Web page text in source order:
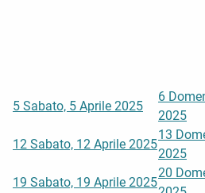
5 Sabato, 5 Aprile 2025
6
2025
12 Sabato, 12 Aprile 2025
13
2025
19 Sabato, 19 Aprile 2025
20